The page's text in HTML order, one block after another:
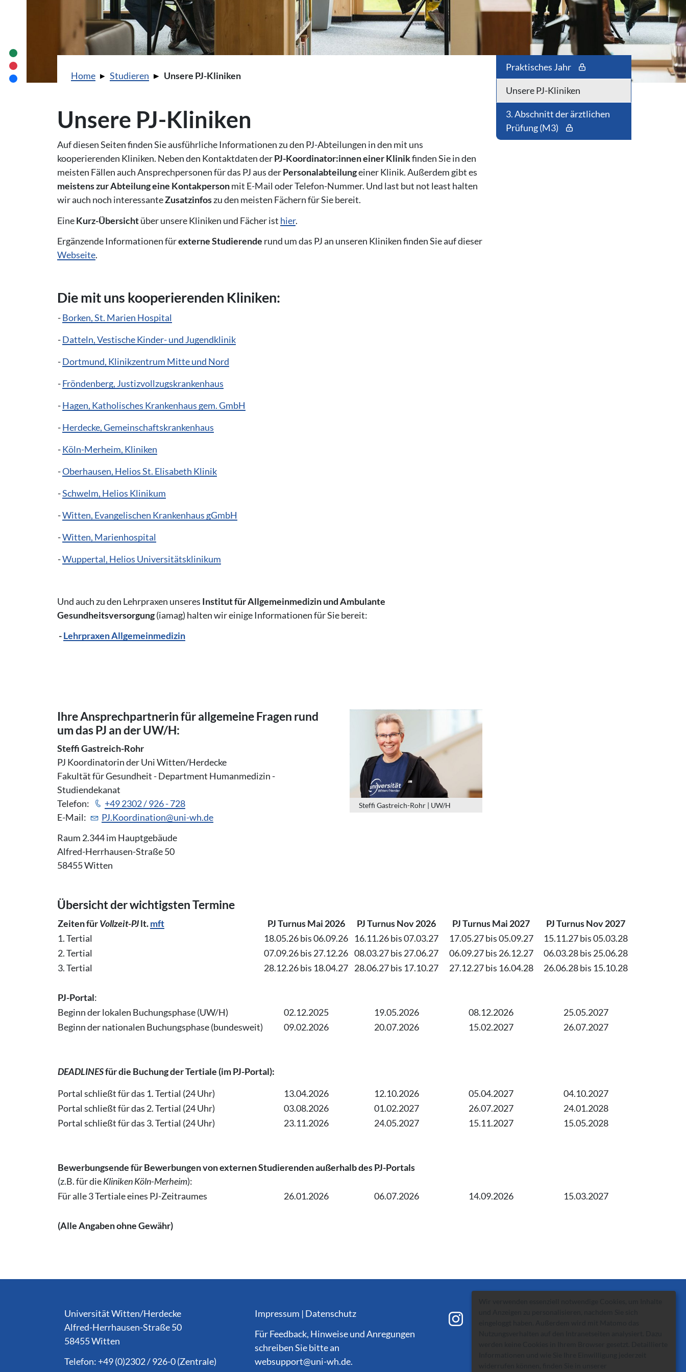
Sie sind hier:
Home Studieren Unsere PJ-Kliniken
Unsere PJ-Kliniken
Auf diesen Seiten finden Sie ausführliche Informationen zu den PJ-Abteilungen in den mit uns
kooperierenden Kliniken. Neben den Kontaktdaten derPJ-Koordinator:innen einer Klinikfinden Sie in den
meisten Fällen auch Ansprechpersonen für das PJ aus derPersonalabteilungeiner Klinik. Außerdem gibt es
meistens zur Abteilung eine Kontakpersonmit E-Mail oder Telefon-Nummer. Und last but not least halten
wir auch noch interessanteZusatzinfoszu den meisten Fächern für Sie bereit.
EineKurz-Übersichtüber unsere Kliniken und Fächer ist hier.
Ergänzende Informationen fürexterne Studierende rund um das PJ an unseren Kliniken finden Sie auf dieser
Webseite.
Die mit uns kooperierenden Kliniken:
-Borken, St. Marien Hospital
-Datteln, Vestische Kinder- und Jugendklinik
-Dortmund, Klinikzentrum Mitte und Nord
-Fröndenberg, Justizvollzugskrankenhaus
-Hagen, Katholisches Krankenhaus gem. GmbH
-Herdecke, Gemeinschaftskrankenhaus
-Köln-Merheim, Kliniken
-Oberhausen, Helios St. Elisabeth Klinik
-Schwelm, Helios Klinikum
-Witten, Evangelischen Krankenhaus gGmbH
-Witten, Marienhospital
-Wuppertal, Helios Universitätsklinikum
Und auch zu den Lehrpraxen unseres Institut für Allgemeinmedizin und Ambulante
Gesundheitsversorgung(iamag) halten wir einige Informationen für Sie bereit:
-Lehrpraxen Allgemeinmedizin
Steffi Gastreich-Rohr | UW/H
Ihre An­sprech­part­ne­rin für allgemeine Fragen rund
um das PJ an der UW/H:
Steffi Gastreich-Rohr
PJ Koordinatorin der Uni Witten/Herdecke
Fakultät für Gesundheit - Department Humanmedizin -
Studiendekanat
Telefon:
+49 2302 / 926 - 728
E-Mail:
PJ.Koordination@uni-wh.de
Raum 2.344 im Hauptgebäude
Alfred-Herrhausen-Straße 50
58455 Witten
Übersicht der wichtigsten Termine
Zeiten fürVollzeit-PJlt.mft PJ Turnus Mai 2026 PJ Turnus Nov 2026 PJ Turnus Mai 2027
PJ Turnus Nov 2027
1. Tertial
18.05.26 bis 06.09.26 16.11.26 bis 07.03.27 17.05.27 bis 05.09.27
15.11.27 bis 05.03.28
2. Tertial
07.09.26 bis 27.12.26 08.03.27 bis 27.06.27 06.09.27 bis 26.12.27
06.03.28 bis 25.06.28
3. Tertial
28.12.26 bis 18.04.27 28.06.27 bis 17.10.27 27.12.27 bis 16.04.28 26.06.28 bis 15.10.28
PJ-Portal:
Beginn der lokalen Buchungsphase (UW/H)
02.12.2025 19.05.2026 08.12.2026
25.05.2027
Beginn der nationalen Buchungsphase (bundesweit)
09.02.2026 20.07.2026 15.02.2027 26.07.2027
DEADLINESfür die Buchung der Tertiale (im PJ-Portal):
Portal schließt für das 1. Tertial (24 Uhr)
13.04.2026 12.10.2026 05.04.2027
04.10.2027
Portal schließt für das 2. Tertial (24 Uhr)
03.08.2026 01.02.2027 26.07.2027
24.01.2028
Portal schließt für das 3. Tertial (24 Uhr)
23.11.2026 24.05.2027 15.11.2027 15.05.2028
Bewerbungsende für Bewerbungen von externen Studierenden außerhalb des PJ-Portals
(z.B. für dieKlinikenKöln-Merheim):
Für alle 3 Tertiale eines PJ-Zeitraumes
26.01.2026 06.07.2026 14.09.2026 15.03.2027
(Alle Angaben ohne Gewähr)
Praktisches Jahr
Unsere PJ-Kliniken
3. Abschnitt der ärztlichen
Prüfung (M3)
Universität Witten/Herdecke
Alfred-Herrhausen-Straße 50
58455 Witten
Telefon: +49 (0)2302 / 926-0 (Zentrale)
Impressum | Datenschutz
Für Feedback, Hinweise und Anregungen
schreiben Sie bitte an
websupport@uni-wh.de.